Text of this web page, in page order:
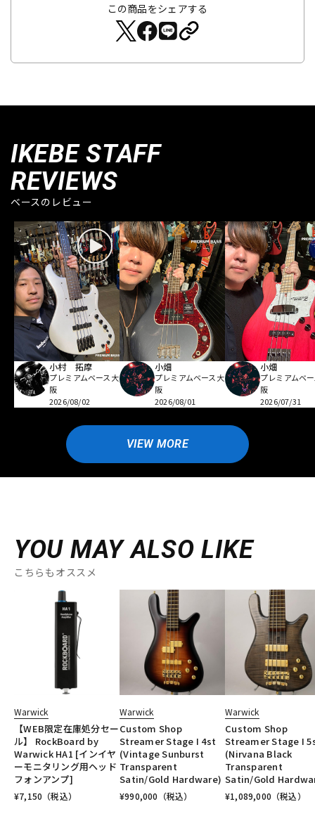
この商品をシェアする
IKEBE STAFF
REVIEWS
ベースのレビュー
小村 拓摩
プレミアムベース大
阪
2026/08/02
小畑
プレミアムベース大
阪
2026/08/01
小畑
プレミアムベ
阪
2026/07/31
VIEW MORE
YOU MAY ALSO LIKE
こちらもオススメ
Warwick
【WEB限定在庫処分セー
ル】 RockBoard by
Warwick HA1 [インイヤ
ーモニタリング用ヘッド
フォンアンプ]
¥7,150 （税込）
Warwick
Custom Shop
Streamer Stage I 4st
(Vintage Sunburst
Transparent
Satin/Gold Hardware)
¥990,000 （税込）
Warwick
Custom Shop
Streamer Stage I
(Nirvana Black
Transparent
Satin/Gold
¥1,089,000 （税込）